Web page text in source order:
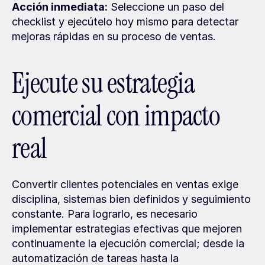
Acción inmediata: Seleccione un paso del
checklist y ejecútelo hoy mismo para detectar
mejoras rápidas en su proceso de ventas.
Ejecute su estrategia
comercial con impacto
real
Convertir clientes potenciales en ventas exige
disciplina, sistemas bien definidos y seguimiento
constante. Para lograrlo, es necesario
implementar estrategias efectivas que mejoren
continuamente la ejecución comercial; desde la
automatización de tareas hasta la